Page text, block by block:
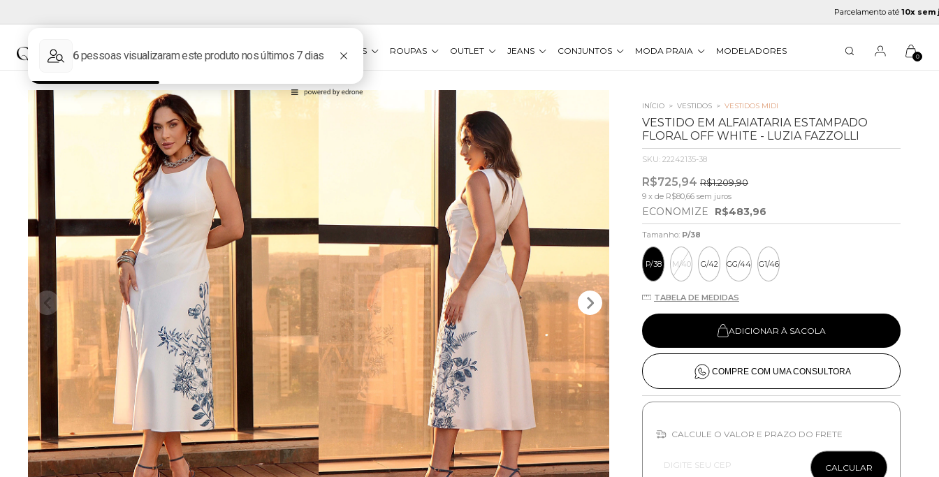
Parcelamento até10x sem juros
NOVIDADES MARCAS VESTIDOS ROUPAS OUTLET JEANS CONJUNTOS MODA PRAIA MODELADORES 0
INÍCIO > VESTIDOS > VESTIDOS MIDI
VESTIDO EM ALFAIATARIA ESTAMPADO
FLORAL OFF WHITE - LUZIA FAZZOLLI
SKU: 22242135-38
R$725,94 R$1.209,90
9 x de R$80,66 sem juros
ECONOMIZE R$483,96
Tamanho: P/38
P/38 M/40 G/42 GG/44 G1/46
TABELA DE MEDIDAS
ADICIONAR À SACOLA
COMPRE COM UMA CONSULTORA
CALCULE O VALOR E PRAZO DO FRETE
CALCULAR